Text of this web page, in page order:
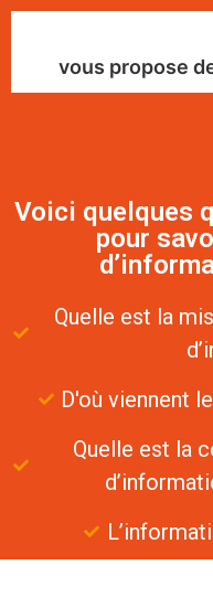
vous propose
Voici quelques
pour
Quelle est la
D'où viennent
Quelle est la